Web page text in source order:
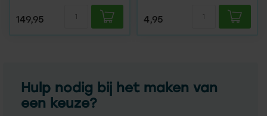
149,95 4,95
Hulp nodig bij het maken van
een keuze?